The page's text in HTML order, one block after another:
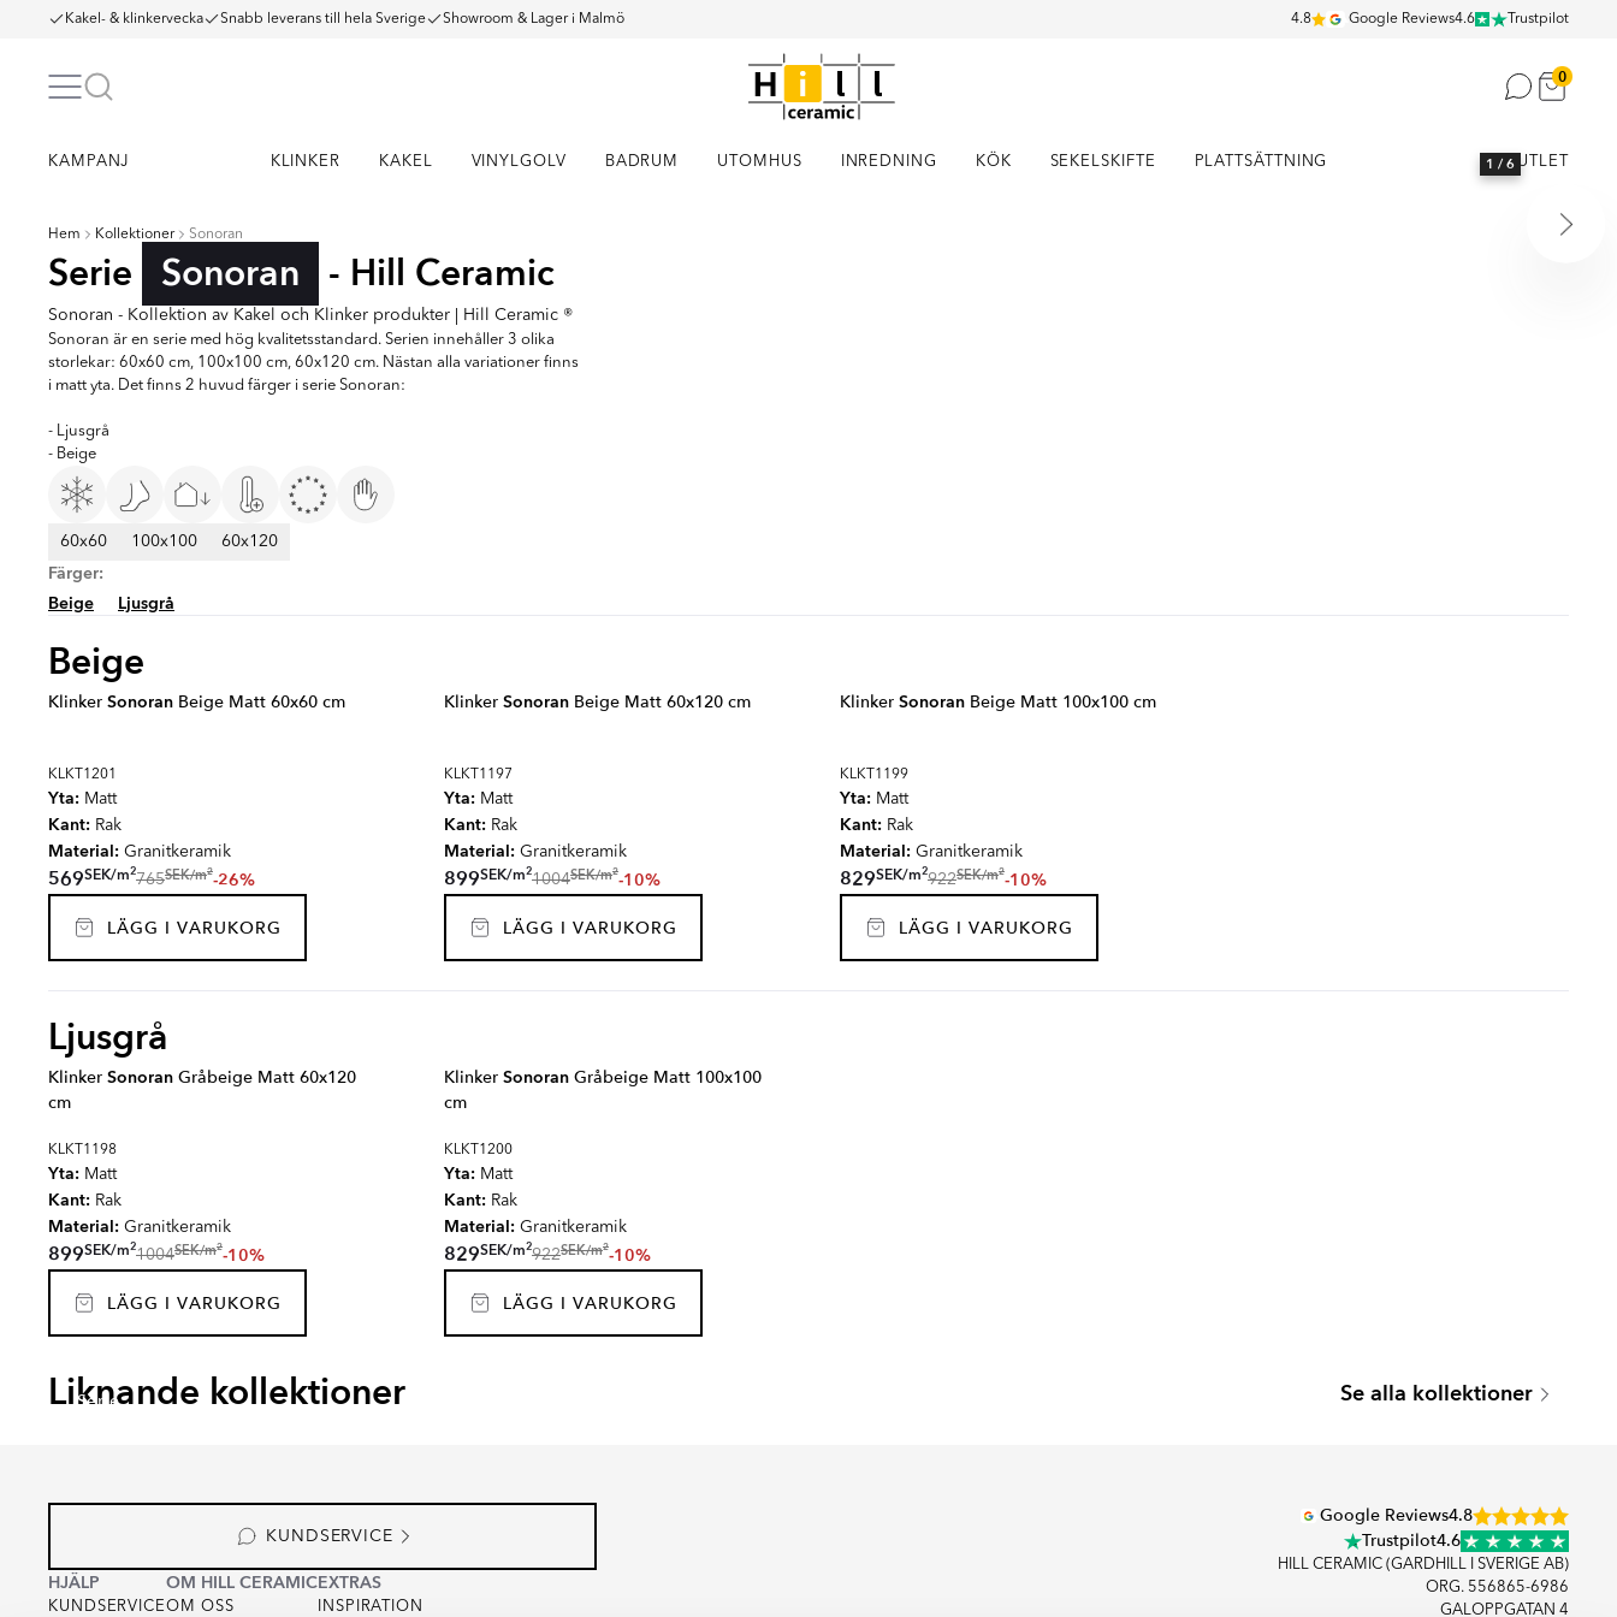
Kakel- & klinkervecka Snabb leverans till hela Sverige Showroom & Lager i Malmö 4.8 Google Reviews4.6 Trustpilot
0
KAMPANJ KLINKER KAKEL VINYLGOLV BADRUM UTOMHUS INREDNING KÖK SEKELSKIFTE PLATTSÄTTNING OUTLET
Hem Kollektioner Sonoran
Serie Sonoran - Hill Ceramic
Sonoran - Kollektion av Kakel och Klinker produkter | Hill Ceramic ®
Sonoran är en serie med hög kvalitetsstandard. Serien innehåller 3 olika
storlekar: 60x60 cm, 100x100 cm, 60x120 cm. Nästan alla variationer finns
i matt yta. Det finns 2 huvud färger i serie Sonoran:
- Ljusgrå
- Beige
60x60 100x100 60x120
Färger:
Beige
Ljusgrå
1 / 6
Beige
Klinker Sonoran Beige Matt 60x60 cm
KLKT1201
Yta: Matt
Kant: Rak
Material: Granitkeramik
569SEK/m2765SEK/m2-26%
LÄGG I VARUKORG
Klinker Sonoran Beige Matt 60x120 cm
KLKT1197
Yta: Matt
Kant: Rak
Material: Granitkeramik
899SEK/m21004SEK/m2-10%
LÄGG I VARUKORG
Klinker Sonoran Beige Matt 100x100 cm
KLKT1199
Yta: Matt
Kant: Rak
Material: Granitkeramik
829SEK/m2922SEK/m2-10%
LÄGG I VARUKORG
Ljusgrå
Klinker Sonoran Gråbeige Matt 60x120
cm
KLKT1198
Yta: Matt
Kant: Rak
Material: Granitkeramik
899SEK/m21004SEK/m2-10%
LÄGG I VARUKORG
Klinker Sonoran Gråbeige Matt 100x100
cm
KLKT1200
Yta: Matt
Kant: Rak
Material: Granitkeramik
829SEK/m2922SEK/m2-10%
LÄGG I VARUKORG
Liknande kollektioner Se alla kollektioner
Serie
KUNDSERVICE
HJÄLP
KUNDSERVICE
OM HILL CERAMIC
OM OSS
EXTRAS
INSPIRATION
Google Reviews4.8
Trustpilot4.6
HILL CERAMIC (GARDHILL I SVERIGE AB)
ORG. 556865-6986
GALOPPGATAN 4